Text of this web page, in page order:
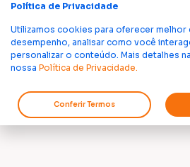
Política de Privacidade
Utilizamos cookies para oferecer melhor
desempenho, analisar como você
personalizar o conteúdo. Mais detalhes
nossa Política de Privacidade.
Conferir Termos